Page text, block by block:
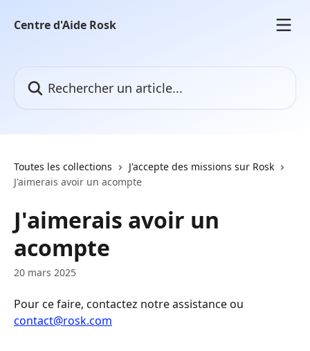
Centre d'Aide Rosk
Toutes les collections
J'accepte des missions sur Rosk
J'aimerais avoir un acompte
J'aimerais avoir un
acompte
20 mars 2025
Pour ce faire, contactez notre assistance ou
contact@rosk.com